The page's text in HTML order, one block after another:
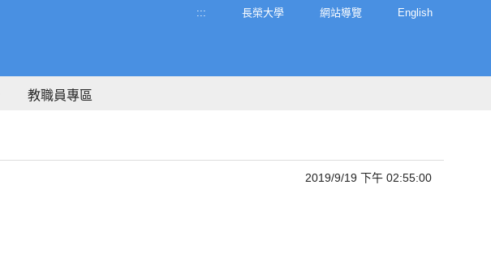
::: 長榮大學 網站導覽 English
教職員專區
2019/9/19 下午 02:55:00